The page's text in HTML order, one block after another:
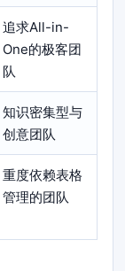
追求All-in-
One的极客团
队
知识密集型与
创意团队
重度依赖表格
管理的团队